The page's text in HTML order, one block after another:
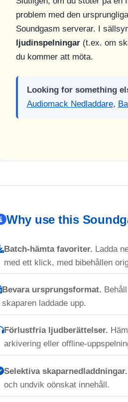
problem med den
Soundgasm serverar. I
ljudinspelningar (t.ex. om
du kommer att möta.
Looking for something
Audiomack Nedladdare,
Why use this
Batch-hämta favoriter. Ladda
med ett klick, med bibehållen
Bevara ursprungsformat.
skaparen laddade upp.
Förlustfria ljudberättelser.
arkivering eller offline-
Selektiva skaparnedladdningar.
och undvik oönskat innehåll.